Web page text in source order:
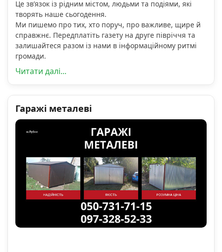
Це зв’язок із рідним містом, людьми та подіями, які
творять наше сьогодення.
Ми пишемо про тих, хто поруч, про важливе, щире й
справжнє. Передплатіть газету на друге півріччя та
залишайтеся разом із нами в інформаційному ритмі
громади.
Читати далі...
Гаражі металеві